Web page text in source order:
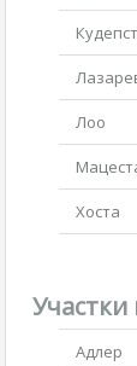
Лоо
Хоста
Участки
Адлер